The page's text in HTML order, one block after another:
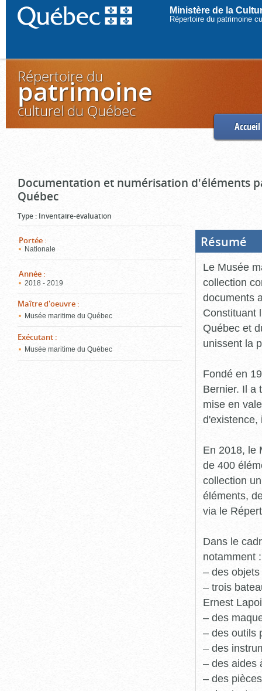
Ministère de la
Répertoire du patrimoine
Répertoire du
patrimoine
culturel du Québec
Accueil
Documentation et numérisation d'éléments
Québec
Type : Inventaire-évaluation
Portée :
Nationale
Année :
2018 - 2019
Maître d'oeuvre :
Musée maritime du Québec
Exécutant :
Musée maritime du Québec
Résumé
Le Musée
collection
documents
Constituant
Québec et
unissent la
Fondé en
Bernier. Il a
mise en
d'existence,
En 2018, le
de 400
collection
éléments,
via le
Dans le
notamment :
– des
– trois
Ernest
– des
– des outils
– des
– des aides
– des